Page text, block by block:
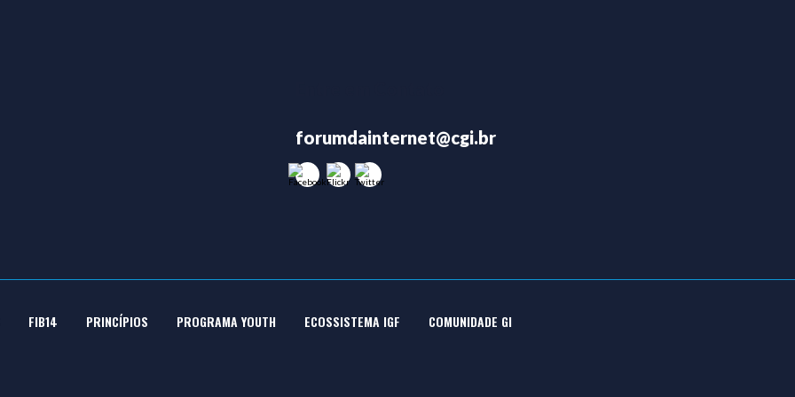
forumdainternet@cgi.br
FIB14 PRINCÍPIOS PROGRAMA YOUTH ECOSSISTEMA IGF COMUNIDADE GI